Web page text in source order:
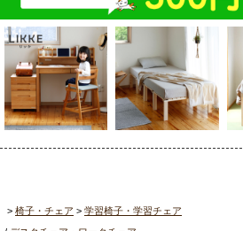
椅子・チェア
学習椅子・学習チェア